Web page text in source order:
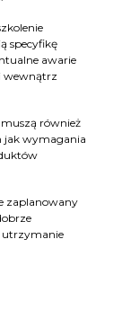
specyfikę
awarie
wewnątrz
również
jak wymagania
zaplanowany
utrzymanie